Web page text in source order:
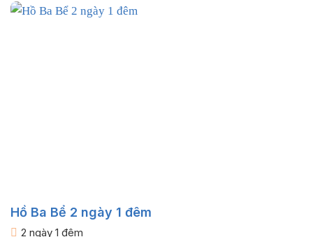
Hồ Ba Bể 2 ngày 1 đêm
2 ngày 1 đêm